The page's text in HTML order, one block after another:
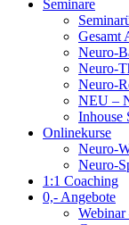
Seminare
Gesamt
Neuro-
Neuro-
Neuro-
NEU –
Inhouse
Onlinekurse
Neuro-
Neuro-
1:1 Coaching
0,- Angebote